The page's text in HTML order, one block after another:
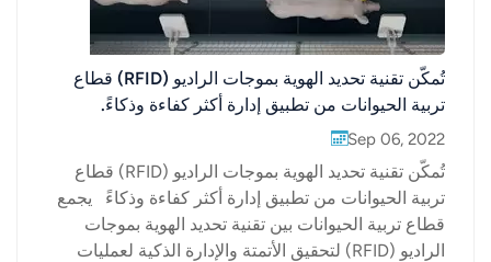
한국어
Türk
Ελληνικά
Melayu
Polski
تُمكّن تقنية تحديد الهوية بموجات الراديو (RFID) قطاع
تربية الحيوانات من تطبيق إدارة أكثر كفاءة وذكاءً.
Sep 06, 2022
تُمكّن تقنية تحديد الهوية بموجات الراديو (RFID) قطاع
تربية الحيوانات من تطبيق إدارة أكثر كفاءة وذكاءً يجمع
قطاع تربية الحيوانات بين تقنية تحديد الهوية بموجات
الراديو (RFID) لتحقيق الأتمتة والإدارة الذكية لعمليات